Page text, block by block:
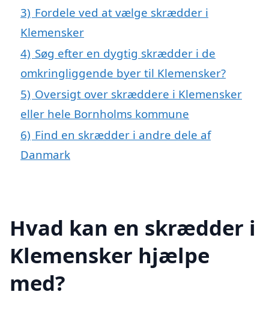
3) Fordele ved at vælge skrædder i
Klemensker
4) Søg efter en dygtig skrædder i de
omkringliggende byer til Klemensker?
5) Oversigt over skræddere i Klemensker
eller hele Bornholms kommune
6) Find en skrædder i andre dele af
Danmark
Hvad kan en skrædder i
Klemensker hjælpe
med?